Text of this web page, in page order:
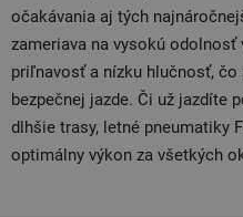
očakávania aj tých
zameriava na vysokú
priľnavosť a nízku hlučnosť,
bezpečnej jazde. Či už jazdíte
dlhšie trasy, letné pneumatiky
optimálny výkon za všetkých